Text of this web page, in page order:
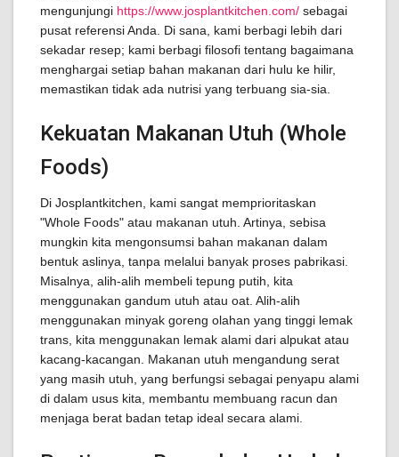
mengunjungi https://www.josplantkitchen.com/ sebagai
pusat referensi Anda. Di sana, kami berbagi lebih dari
sekadar resep; kami berbagi filosofi tentang bagaimana
menghargai setiap bahan makanan dari hulu ke hilir,
memastikan tidak ada nutrisi yang terbuang sia-sia.
Kekuatan Makanan Utuh (Whole
Foods)
Di Josplantkitchen, kami sangat memprioritaskan
"Whole Foods" atau makanan utuh. Artinya, sebisa
mungkin kita mengonsumsi bahan makanan dalam
bentuk aslinya, tanpa melalui banyak proses pabrikasi.
Misalnya, alih-alih membeli tepung putih, kita
menggunakan gandum utuh atau oat. Alih-alih
menggunakan minyak goreng olahan yang tinggi lemak
trans, kita menggunakan lemak alami dari alpukat atau
kacang-kacangan. Makanan utuh mengandung serat
yang masih utuh, yang berfungsi sebagai penyapu alami
di dalam usus kita, membantu membuang racun dan
menjaga berat badan tetap ideal secara alami.